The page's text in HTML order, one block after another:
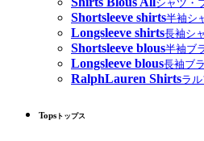
シャツ・
Shortsleeve shirts半袖シ
Longsleeve shirts長袖シ
Shortsleeve blous半袖ブ
Longsleeve blous長袖ブ
RalphLauren Shirtsラ
Tops トップス